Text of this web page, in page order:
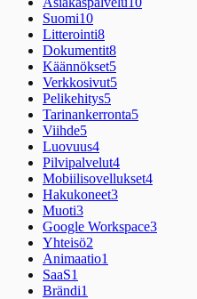
Suomi10
Litterointi8
Dokumentit8
Käännökset5
Verkkosivut5
Pelikehitys5
Tarinankerronta5
Viihde5
Luovuus4
Pilvipalvelut4
Mobiilisovellukset4
Hakukoneet3
Muoti3
Google Workspace3
Yhteisö2
Animaatio1
SaaS1
Brändi1